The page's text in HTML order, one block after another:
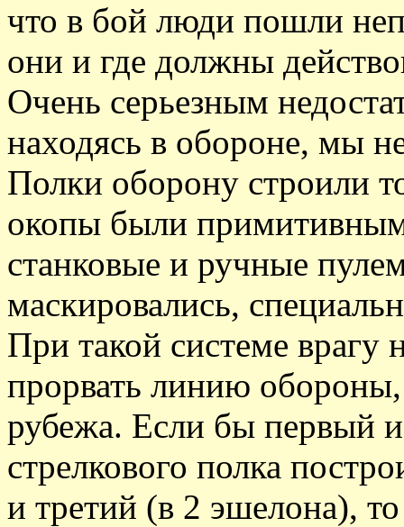
что в бой люди пошли
они и где должны
Очень серьезным
находясь в обороне, мы
Полки оборону строили
окопы были
станковые и ручные
маскировались,
При такой системе врагу
прорвать линию
рубежа. Если бы первый
стрелкового полка
и третий (в 2 эшелона),